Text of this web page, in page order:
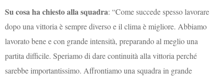
Su cosa ha chiesto alla squadra: “Come succede spesso lavorare
dopo una vittoria è sempre diverso e il clima è migliore. Abbiamo
lavorato bene e con grande intensità, preparando al meglio una
partita difficile. Speriamo di dare continuità alla vittoria perché
sarebbe importantissimo. Affrontiamo una squadra in grande